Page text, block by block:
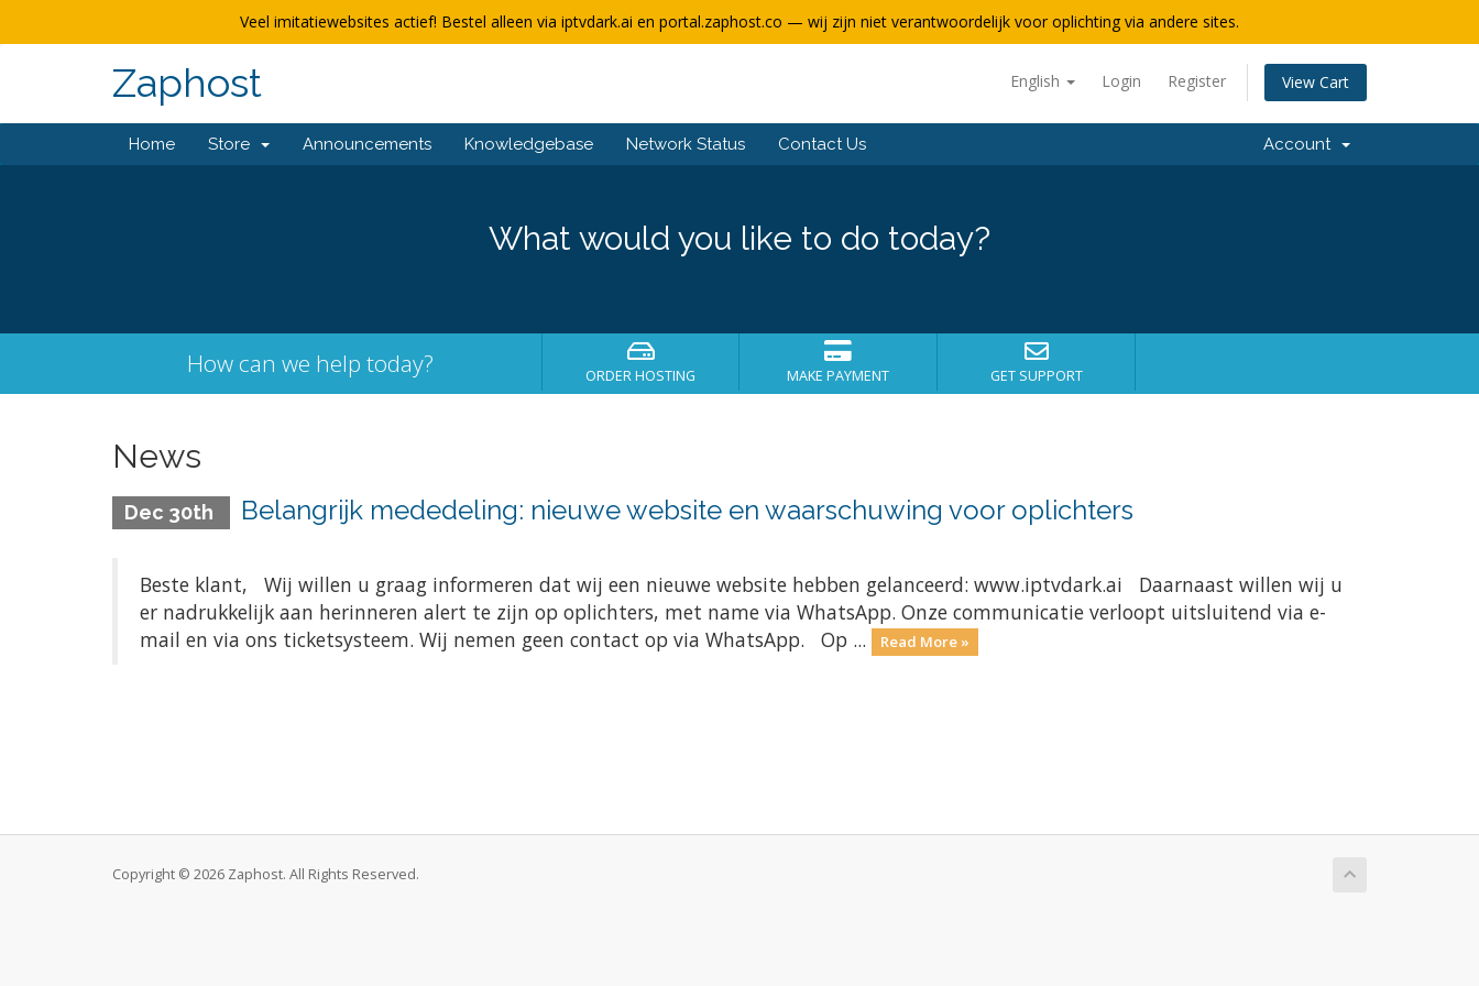
Veel imitatiewebsites actief! Bestel alleen via iptvdark.ai en portal.zaphost.co — wij zijn niet verantwoordelijk voor oplichting via andere sites.
English Login Register View Cart
Zaphost
Home Store Announcements Knowledgebase Network Status Contact Us Account
What would you like to do today?
How can we help today? ORDER HOSTING MAKE PAYMENT GET SUPPORT
News
Dec 30th Belangrijk mededeling: nieuwe website en waarschuwing voor oplichters
Beste klant, Wij willen u graag informeren dat wij een nieuwe website hebben gelanceerd: www.iptvdark.ai Daarnaast willen wij u
er nadrukkelijk aan herinneren alert te zijn op oplichters, met name via WhatsApp. Onze communicatie verloopt uitsluitend via e-
mail en via ons ticketsysteem. Wij nemen geen contact op via WhatsApp. Op ...
Read More »
Copyright © 2026 Zaphost. All Rights Reserved.